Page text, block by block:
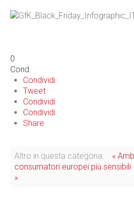
0
Cond.
Condividi
Tweet
Condividi
Condividi
Share
Altro in questa categoria:
«
consumatori europei più sensibili
»